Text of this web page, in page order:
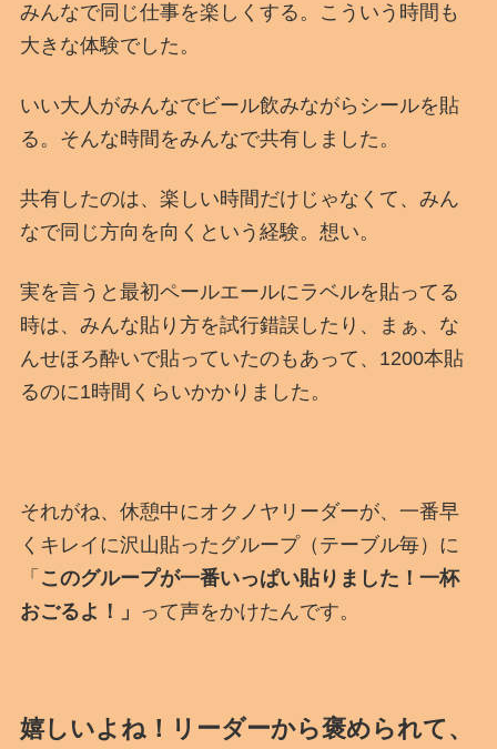
みんなで同じ仕事を楽しくする。こういう時間も
大きな体験でした。
いい大人がみんなでビール飲みながらシールを貼
る。そんな時間をみんなで共有しました。
共有したのは、楽しい時間だけじゃなくて、みん
なで同じ方向を向くという経験。想い。
実を言うと最初ペールエールにラベルを貼ってる
時は、みんな貼り方を試行錯誤したり、まぁ、な
んせほろ酔いで貼っていたのもあって、1200本貼
るのに1時間くらいかかりました。
それがね、休憩中にオクノヤリーダーが、一番早
くキレイに沢山貼ったグループ（テーブル毎）に
「 このグループが一番いっぱい貼りました！一杯
おごるよ！」 って声をかけたんです。
嬉しいよね！リーダーから褒められて、